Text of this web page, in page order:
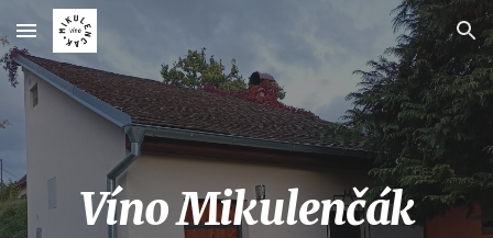
Skip to main content Skip to navigation
Víno Mikulenčák